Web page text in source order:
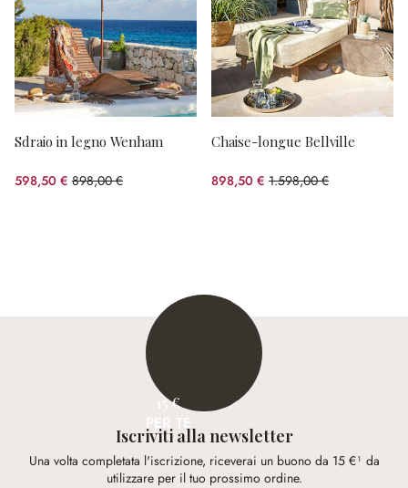
Sdraio in legno Wenham
598,50 € 898,00 €
(risparmio 33.35%)
Chaise-longue Bellville
898,50 € 1.598,00 €
(risparmio 43.77%)
15 €
PER TE
Iscriviti alla newsletter
Una volta completata l'iscrizione, riceverai un buono da 15 €¹ da
utilizzare per il tuo prossimo ordine.